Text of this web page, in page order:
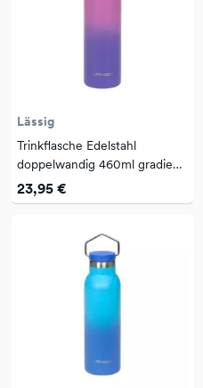
Lässig
Trinkflasche Edelstahl
doppelwandig 460ml gradient
purple
23,95 €